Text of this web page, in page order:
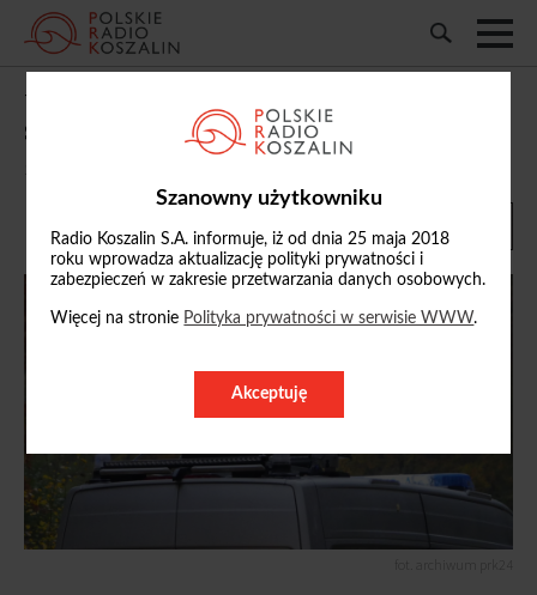
Szanowny użytkowniku
Radio Koszalin S.A. informuje, iż od dnia 25 maja 2018
roku wprowadza aktualizację polityki prywatności i
zabezpieczeń w zakresie przetwarzania danych osobowych.
Więcej na stronie Polityka prywatności w serwisie WWW.
Akceptuję
Wypadek na S6 w powiecie kołobrzeskim.
Sześć osób rannych, w tym dwoje dzieci